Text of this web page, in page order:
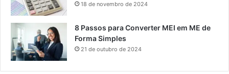
18 de novembro de 2024
8 Passos para Converter MEI em ME de
Forma Simples
21 de outubro de 2024